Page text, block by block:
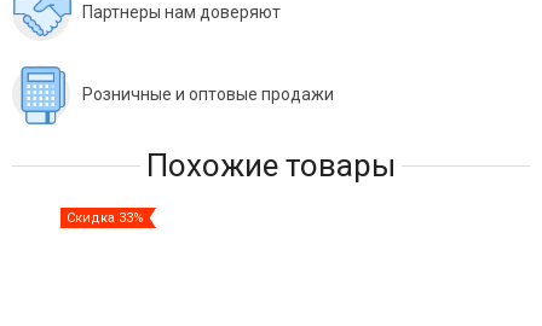
Партнеры нам доверяют
Розничные и оптовые продажи
Похожие товары
Скидка 33%